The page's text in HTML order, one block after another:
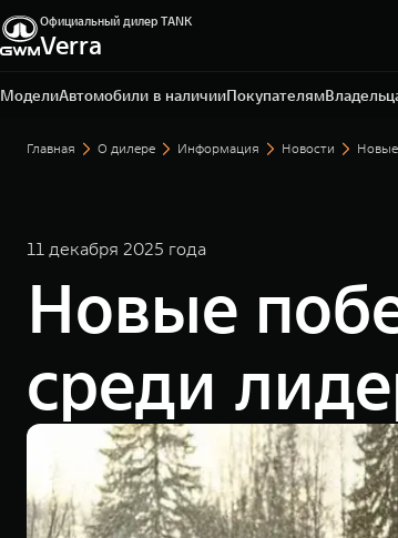
Официальный дилер TANK
Verra
МоделиАвтомобили в наличииПокупателям
Уфа, пр-кт Салавата Юлаева, д. 26
+7 (347) 215-06-84
Главная О дилере Информация Новости
11 декабря 2025 года
Новые
среди